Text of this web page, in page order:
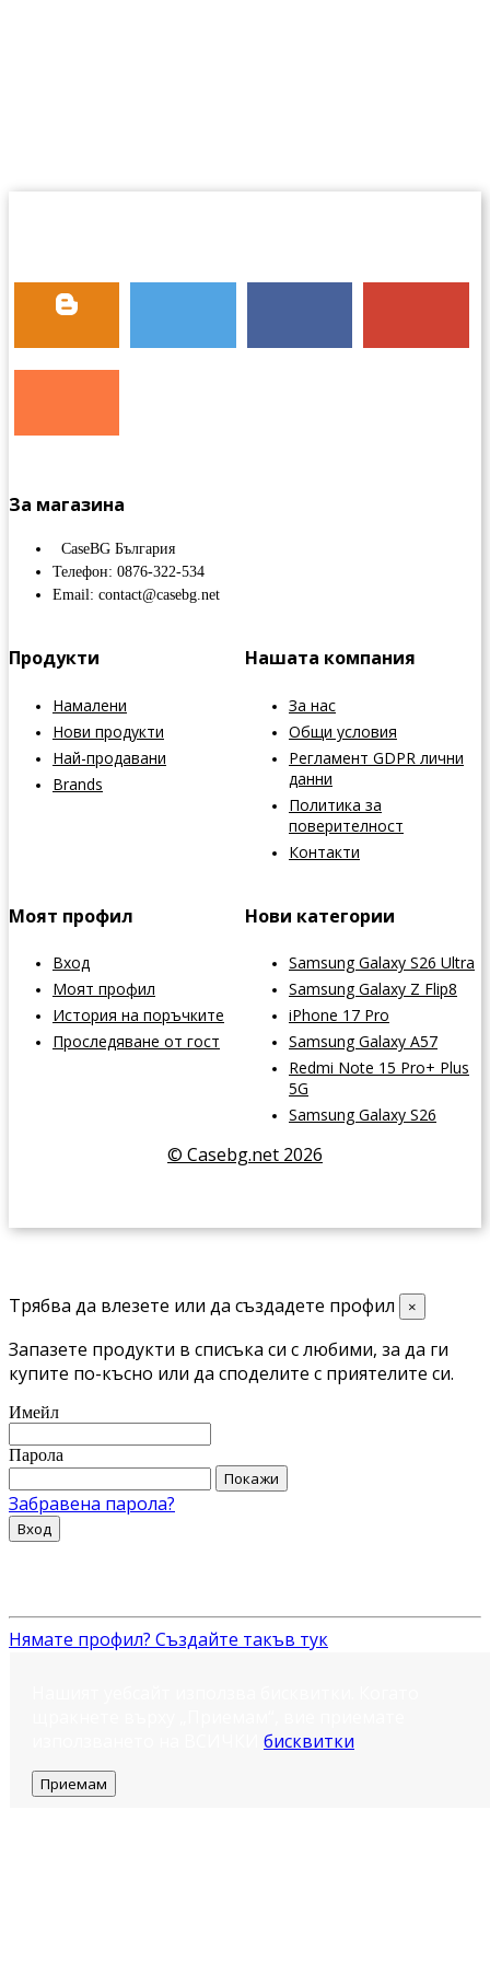
За магазина
CaseBG България
Телефон: 0876-322-534
Email: contact@casebg.net
Продукти
Намалени
Нови продукти
Най-продавани
Brands
Нашата компания
За нас
Общи условия
Регламент GDPR лични
данни
Политика за
поверителност
Контакти
Моят профил
Вход
Моят профил
История на поръчките
Проследяване от гост
Нови категории
Samsung Galaxy S26 Ultra
Samsung Galaxy Z Flip8
iPhone 17 Pro
Samsung Galaxy A57
Redmi Note 15 Pro+ Plus
5G
Samsung Galaxy S26
© Casebg.net 2026
Трябва да влезете или да създадете профил ×
Запазете продукти в списъка си с любими, за да ги
купите по-късно или да споделите с приятелите си.
Имейл
Парола
Покажи
Забравена парола?
Вход
Нямате профил? Създайте такъв тук
бисквитки
Приемам